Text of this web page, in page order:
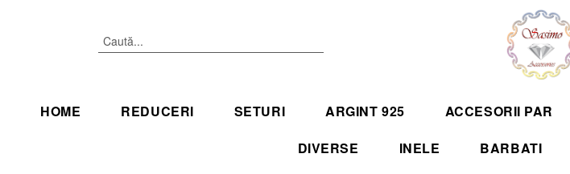
HOME REDUCERI SETURI ARGINT 925 ACCESORII PAR
DIVERSE
INELE BARBATI